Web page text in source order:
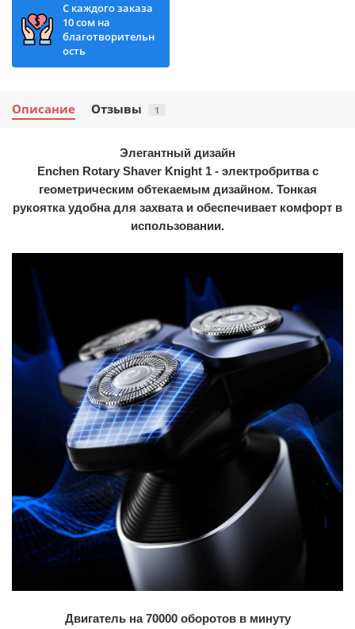
С каждого заказа
10 сом на
благотворительн
ость
Описание Отзывы 1
Элегантный дизайн
Enchen Rotary Shaver Knight 1 - электробритва с
геометрическим обтекаемым дизайном. Тонкая
рукоятка удобна для захвата и обеспечивает комфорт в
использовании.
Двигатель на 70000 оборотов в минуту